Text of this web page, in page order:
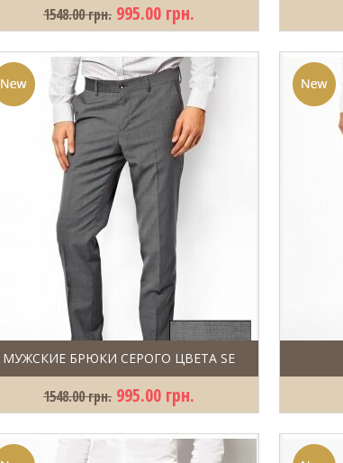
1548.00 грн. 995.00 грн.
МУЖСКИЕ БРЮКИ СЕРОГО ЦВЕТА SE
1548.00 грн. 995.00 грн.